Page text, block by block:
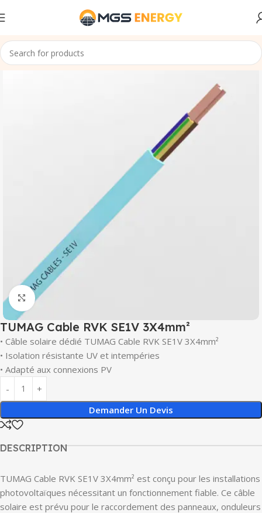
Accueil Cables Cable souple
Click to enlarge
TUMAG Cable RVK SE1V 3X4mm²
• Câble solaire dédié TUMAG Cable RVK SE1V 3X4mm²
• Isolation résistante UV et intempéries
• Adapté aux connexions PV
Demander Un Devis
DESCRIPTION
TUMAG Cable RVK SE1V 3X4mm² est conçu pour les installations
photovoltaïques nécessitant un fonctionnement fiable. Ce câble
solaire est prévu pour le raccordement des panneaux, onduleurs